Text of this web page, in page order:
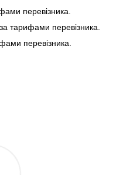
перевізника.
тарифами перевізника.
перевізника.